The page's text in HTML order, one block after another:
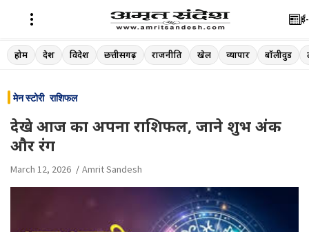
Skip
to
होम देश विदेश छत्तीसगढ़ राजनीति खेल व्यापार बॉलीवुड
मेन स्टोरी राशिफल
देखे आज का अपना राशिफल, जाने शुभ अंक
और रंग
March 12, 2026 Amrit Sandesh